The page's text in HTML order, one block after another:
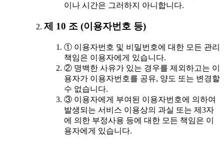
이나 시간은 그러하지 아니합니다.
제 10 조 (이용자번호 등)
① 이용자번호 및 비밀번호에 대한 모든 관리
책임은 이용자에게 있습니다.
② 명백한 사유가 있는 경우를 제외하고는 이
용자가 이용자번호를 공유, 양도 또는 변경할
수 없습니다.
③ 이용자에게 부여된 이용자번호에 의하여
발생되는 서비스 이용상의 과실 또는 제3자
에 의한 부정사용 등에 대한 모든 책임은 이
용자에게 있습니다.